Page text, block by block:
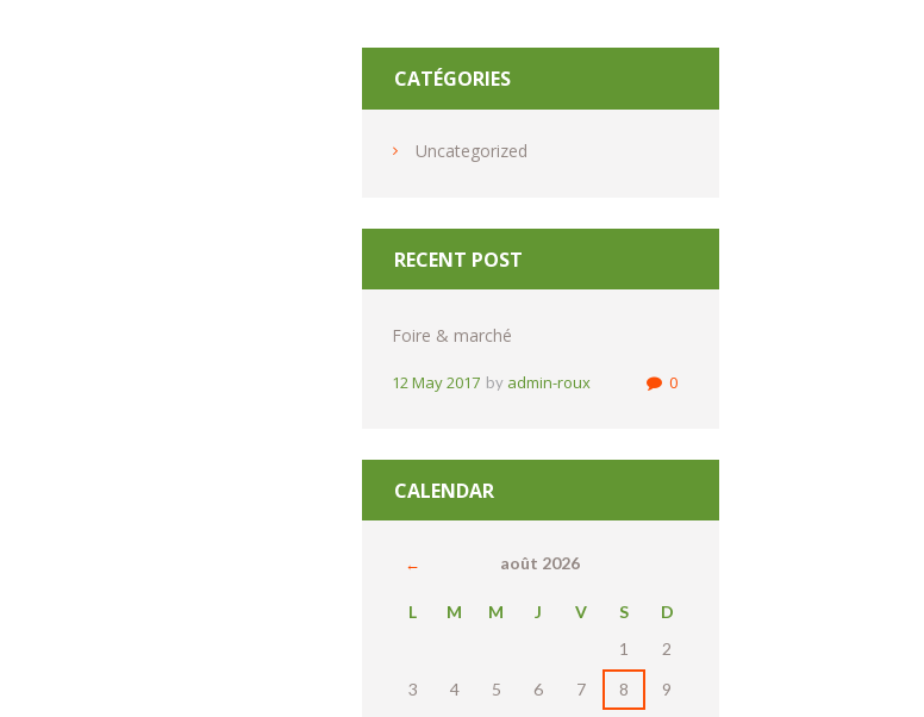
CATÉGORIES
Uncategorized
RECENT POST
Foire & marché
12 May 2017 by admin-roux 0
CALENDAR
août 2026
L M M J V S
D
1
2
3
4 5 6 7 8
9